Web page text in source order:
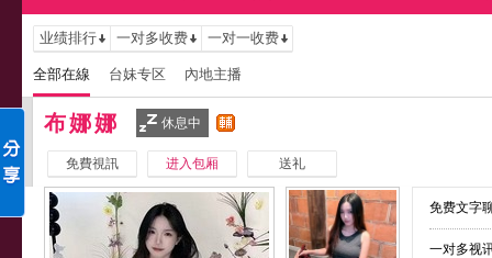
业绩排行 一对多收费 一对一收费
全部在線 台妹专区 內地主播
布娜娜 休息中
免費視訊 进入包厢 送礼
免费文字
一对多视